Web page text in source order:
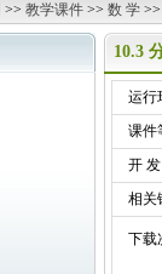
>> 教学课件 >> 数 学 >>
10.3
运行
课件
开 发
相关
下载